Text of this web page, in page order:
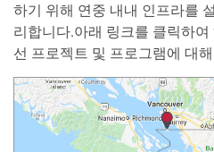
하기 위해 연중 내내 인프라를
리합니다.아래 링크를 클릭하
선 프로젝트 및 프로그램에 대